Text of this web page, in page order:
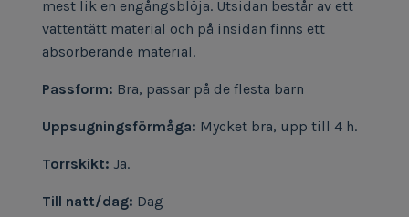
mest lik en engångsblöja. Utsidan består av ett
vattentätt material och på insidan finns ett
absorberande material.
Passform: Bra, passar på de flesta barn
Uppsugningsförmåga: Mycket bra, upp till 4 h.
Torrskikt: Ja.
Till natt/dag: Dag